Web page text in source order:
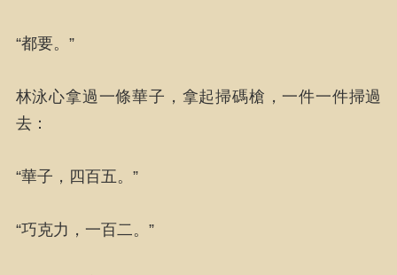
“都要。”
林泳心拿過一條華子，拿起掃碼槍，一件一件掃過
去：
“華子，四百五。”
“巧克力，一百二。”